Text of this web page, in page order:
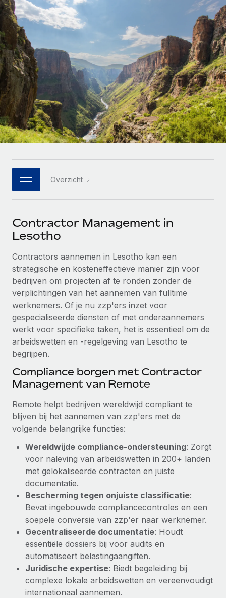
Zzp'ers internationaal onboarden en beheren
PEO
Ingewikkelde HR-taken eenvoudig uitbesteden
INFRASTRUCTUUR
Remote Embedded
HR naadloos in workflows integreren
Platform
Ingebouwde essentiële HR-functies voor je team
Integraties
DIENSTEN
Krijg hulp van global HR- en juridische experts
Achtergrondonderzoek
Vereenvoudig het screeningsproces van
kandidaten
Compliance Watchtower
Blijf compliance-risico's voor
Lever en track wereldwijd IT-middelen
Entiteiten oprichten
Stel snel compliant entiteiten op
Mobiliteit en overplaatsing
Plaats werknemers moeiteloos over
Secundaire arbeidsvoorwaarden
Eenvoudig secundaire arbeidsvoorwaarden
beheren
GROEIFASE
Flexibele global HR en payroll solutions voor groeiende
bedrijven
Mid-market
Teams uitbreiden met HR solutions op maat
Enterprise
Global HR voor grote bedrijven
WERK MET ONS SAMEN
Strategische technologiepartners
Een partner worden
Ontdek hoe je met ons kunt samenwerken
CASESTUDY'S
Hoe AI-pionier Weaviate zijn team met 120%
liet groeien met Remote
Weaviate in één oogopslag Weaviate bouwt open source,
AI-first infrastructuur. De missie van het...
Meer informatie
Reverse Tech's strategische samenwerking
met Remote voor contractor management en
payroll
Reverse Tech in een oogopslag Reverse Tech, een start-
up op het gebied van gezondheid en welzijn,...
Meer informatie
Betalingscalculator voor zzp'ers
Ontdek valuta-opties en betaalsnelheden voor
internationale zzp'ers
LEREN MET REMOTE
Onderzoek en gidsen
Casestudy's
HR-woordenlijst
Checklists en templates
Webinars
Newsroom
Inzichtencentrum
Support
Alle bronnen bekijken
BLOG
Global Payroll
EOR en PEO
Contractor Management
Belastingen
Naar de blog
BLOG
Productupdates van Remote: Gusto- en Xero-
integraties en Contractor Management Plus
Het blijft de missie van Remote om alle soorten bedrijven
Meer informatie
Hoe Phiture 55 werknemers in 19 landen
Nederlands
Français
Deutsch
Español
Italiano
Português (Portugal)
日本語
한국어
Overzicht
Contractor Management in
Lesotho
Contractors aannemen in Lesotho kan een
strategische en kosteneffectieve manier zijn voor
bedrijven om projecten af te ronden zonder de
verplichtingen van het aannemen van fulltime
werknemers. Of je nu zzp'ers inzet voor
gespecialiseerde diensten of met onderaannemers
werkt voor specifieke taken, het is essentieel om de
arbeidswetten en -regelgeving van Lesotho te
begrijpen.
Compliance borgen met Contractor
Management van Remote
Remote helpt bedrijven wereldwijd compliant te
blijven bij het aannemen van zzp'ers met de
volgende belangrijke functies:
Wereldwijde compliance-ondersteuning: Zorgt
voor naleving van arbeidswetten in 200+ landen
met gelokaliseerde contracten en juiste
documentatie.
Bescherming tegen onjuiste classificatie:
Bevat ingebouwde compliancecontroles en een
soepele conversie van zzp'er naar werknemer.
Gecentraliseerde documentatie: Houdt
essentiële dossiers bij voor audits en
automatiseert belastingaangiften.
Juridische expertise: Biedt begeleiding bij
complexe lokale arbeidswetten en vereenvoudigt
internationaal aannemen.